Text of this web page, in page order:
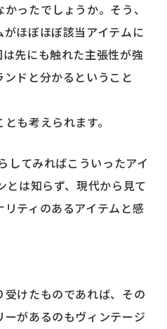
ったでしょうか。そう、
ほぼほぼ該当アイテムに
先にも触れた主張性が強
ドと分かるということ
も考えられます。
してみればこういったアイ
とは知らず、現代から見て
ティのあるアイテムと感
けたものであれば、その
があるのもヴィンテージ